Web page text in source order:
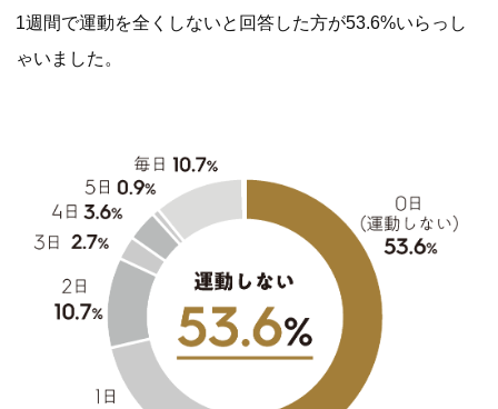
1週間で運動を全くしないと回答した方が53.6%いらっし
ゃいました。